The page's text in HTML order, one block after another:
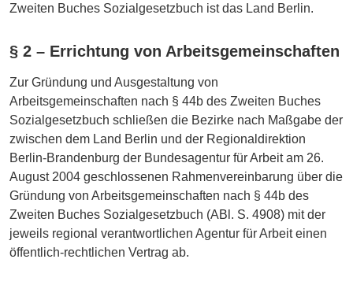
Zweiten Buches Sozialgesetzbuch ist das Land Berlin.
§ 2 – Errichtung von Arbeitsgemeinschaften
Zur Gründung und Ausgestaltung von
Arbeitsgemeinschaften nach § 44b des Zweiten Buches
Sozialgesetzbuch schließen die Bezirke nach Maßgabe der
zwischen dem Land Berlin und der Regionaldirektion
Berlin-Brandenburg der Bundesagentur für Arbeit am 26.
August 2004 geschlossenen Rahmenvereinbarung über die
Gründung von Arbeitsgemeinschaften nach § 44b des
Zweiten Buches Sozialgesetzbuch (ABl. S. 4908) mit der
jeweils regional verantwortlichen Agentur für Arbeit einen
öffentlich-rechtlichen Vertrag ab.